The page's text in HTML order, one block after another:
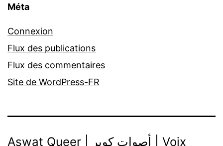
Méta
Connexion
Flux des publications
Flux des commentaires
Site de WordPress-FR
Aswat Queer | أصوات كوير | Voix